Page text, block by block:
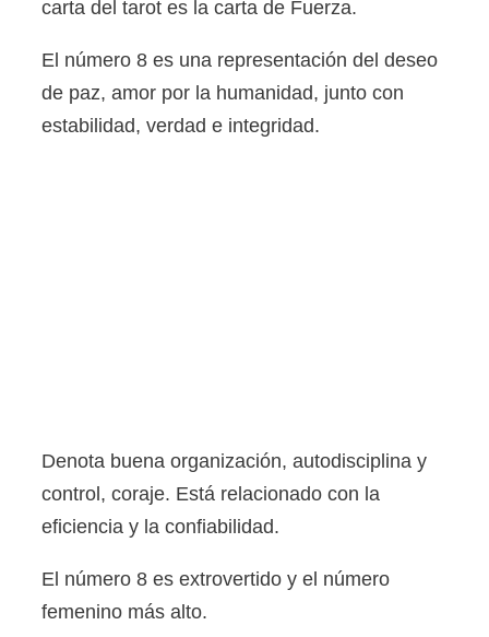
carta del tarot es la carta de Fuerza.
El número 8 es una representación del deseo
de paz, amor por la humanidad, junto con
estabilidad, verdad e integridad.
Denota buena organización, autodisciplina y
control, coraje. Está relacionado con la
eficiencia y la confiabilidad.
El número 8 es extrovertido y el número
femenino más alto.